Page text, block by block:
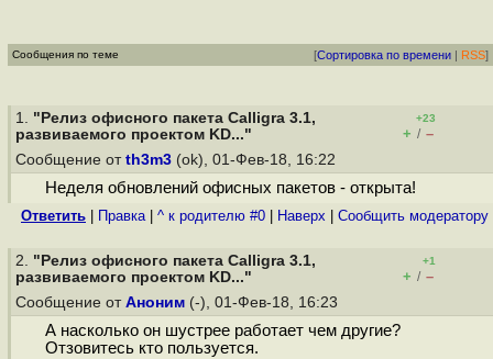
Сообщения по теме [Сортировка по времени | RSS]
1. "Релиз офисного пакета Calligra 3.1,
развиваемого проектом KD..."
+23
+ / –
Сообщение от th3m3 (ok), 01-Фев-18, 16:22
Неделя обновлений офисных пакетов - открыта!
Ответить Правка| ^ к родителю #0 Наверх Cообщить модератору
2. "Релиз офисного пакета Calligra 3.1,
развиваемого проектом KD..."
+1
+ / –
Сообщение от Аноним (-), 01-Фев-18, 16:23
А насколько он шустрее работает чем другие?
Отзовитесь кто пользуется.